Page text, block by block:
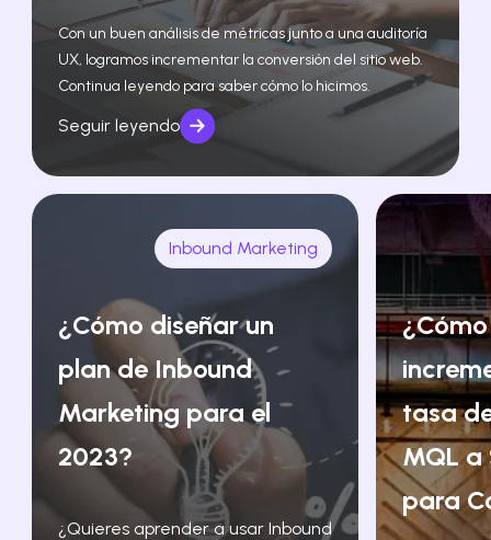
Con un buen análisis de métricas junto a una auditoría
UX, logramos incrementar la conversión del sitio web.
Continua leyendo para saber cómo lo hicimos.
Seguir leyendo
Inbound Marketing
¿Cómo diseñar un
plan de Inbound
Marketing para el
2023?
¿Quieres aprender a usar Inbound
¿Cómo
tasa
MQL a
para